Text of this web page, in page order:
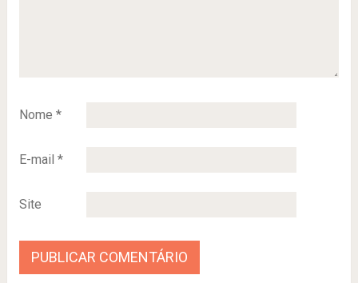
Nome *
E-mail *
Site